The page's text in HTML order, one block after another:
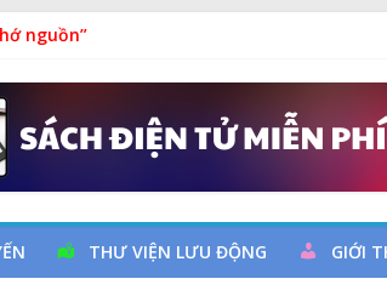
Công đoàn Việt Nam (28/7/1929 – 28/7/
nguồn”
trình giao lưu và trao tặng sách cho thiếu
THƯ VIỆN LƯU ĐỘNG GIỚI